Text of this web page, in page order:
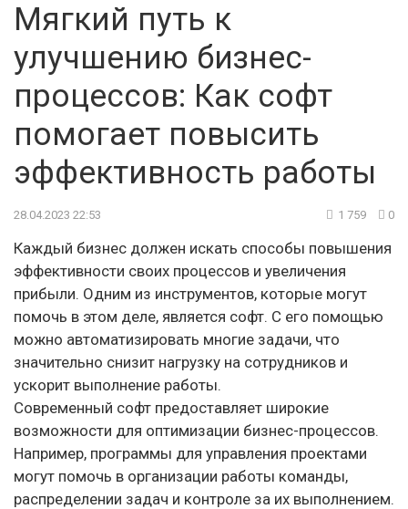
Мягкий путь к
улучшению бизнес-
процессов: Как софт
помогает повысить
эффективность работы
28.04.2023 22:53 1 759 0
Каждый бизнес должен искать способы повышения
эффективности своих процессов и увеличения
прибыли. Одним из инструментов, которые могут
помочь в этом деле, является софт. С его помощью
можно автоматизировать многие задачи, что
значительно снизит нагрузку на сотрудников и
ускорит выполнение работы.
Современный софт предоставляет широкие
возможности для оптимизации бизнес-процессов.
Например, программы для управления проектами
могут помочь в организации работы команды,
распределении задач и контроле за их выполнением.